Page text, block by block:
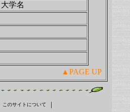
大学名
▲PAGE UP
このサイトについて ｜